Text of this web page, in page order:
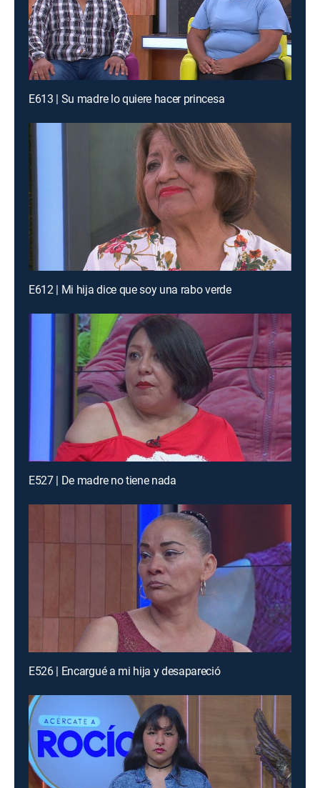
E613 | Su madre lo quiere hacer princesa
E612 | Mi hija dice que soy una rabo verde
E527 | De madre no tiene nada
E526 | Encargué a mi hija y desapareció